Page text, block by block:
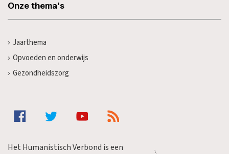
Onze thema's
Jaarthema
Opvoeden en onderwijs
Gezondheidszorg
Het Humanistisch Verbond is een